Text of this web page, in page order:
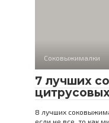
Соковыжималки
7 лучших
8 лучших
если не все, то как